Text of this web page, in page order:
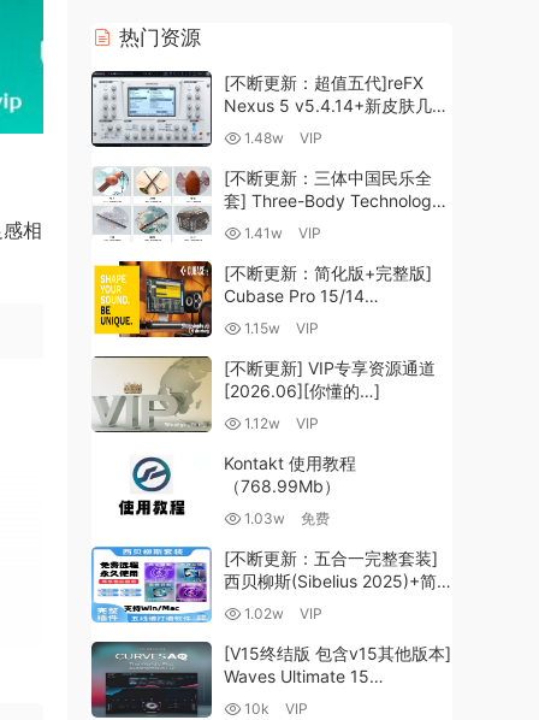
相
热门资源
[不断更新：超值五代]reFX
Nexus 5 v5.4.14+新皮肤几十
套+原厂+全套扩展+教程
1.48w VIP
[不断更新：三体中国民乐全
套] Three-Body Technology-
R2R [WiN, MacOSX]
1.41w VIP
[不断更新：简化版+完整版]
Cubase Pro 15/14
VR/R2R/U2B+原厂音源+插件
MacOSX]（704.0MB+）
1.15w VIP
[不断更新] VIP专享资源通道
[2026.06][你懂的…]
1.12w VIP
Kontakt 使用教程
（768.99Mb）
1.03w 免费
[不断更新：五合一完整套装]
西贝柳斯(Sibelius 2025)+简
谱插件V8+图片识别+音频识别
MacOSX]（80.48GB+）
1.02w VIP
[V15终结版 包含v15其他版本]
Waves Ultimate 15
v25.05.27+一键安装版+安装
10k VIP